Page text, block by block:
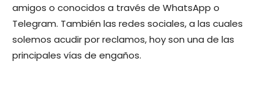
amigos o conocidos a través de WhatsApp o
Telegram. También las redes sociales, a las cuales
solemos acudir por reclamos, hoy son una de las
principales vías de engaños.